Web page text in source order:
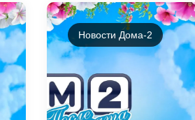
Новости Дома-2